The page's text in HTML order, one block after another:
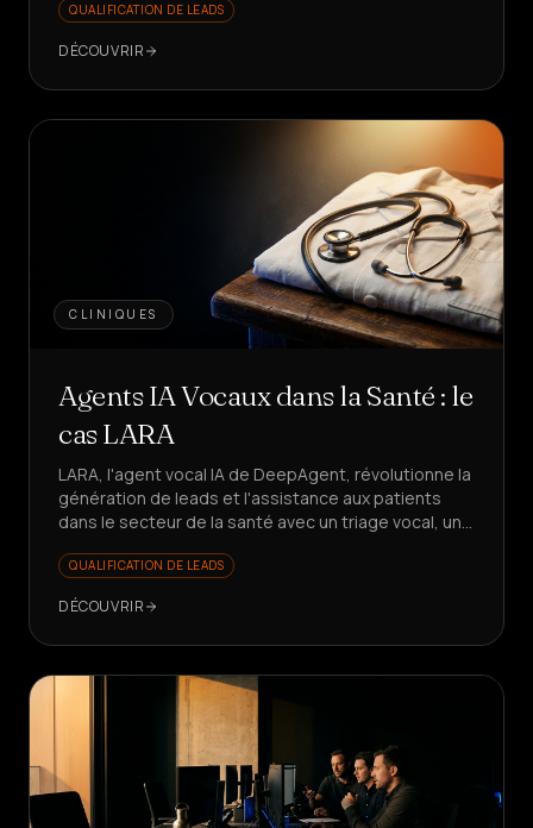
QUALIFICATION DE LEADS
DÉCOUVRIR
CLINIQUES
Agents IA Vocaux dans la Santé : le
cas LARA
LARA, l'agent vocal IA de DeepAgent, révolutionne la
génération de leads et l'assistance aux patients
dans le secteur de la santé avec un triage vocal, un
voir comment ?
QUALIFICATION DE LEADS
DÉCOUVRIR